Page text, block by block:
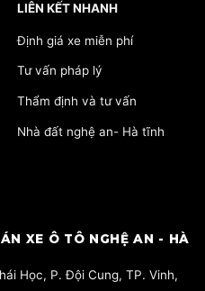
LIÊN KẾT NHANH
Định giá xe miễn phí
Tư vấn pháp lý
Thẩm định và tư vấn
Nhà đất nghệ an- Hà tĩnh
XE Ô TÔ NGHỆ AN - HÀ
Học, P. Đội Cung, TP. Vinh,